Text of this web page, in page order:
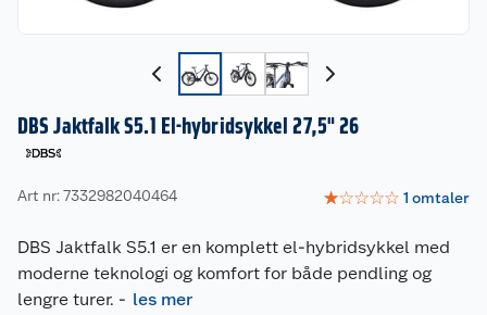
DBS Jaktfalk S5.1 El-hybridsykkel 27,5" 26
Art nr: 7332982040464 ☆☆☆☆☆ 1 omtaler
DBS Jaktfalk S5.1 er en komplett el-hybridsykkel med
moderne teknologi og komfort for både pendling og
lengre turer. - les mer